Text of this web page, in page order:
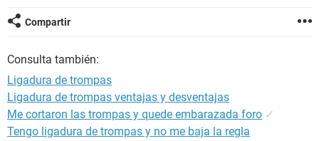
Compartir
Consulta también:
Ligadura de trompas
Ligadura de trompas ventajas y desventajas
Me cortaron las trompas y quede embarazada foro ✓
Tengo ligadura de trompas y no me baja la regla